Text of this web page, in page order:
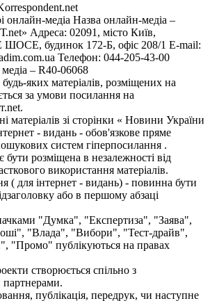
онлайн-медіа Назва онлайн-медіа –
Адреса: 02091, місто Київ,
будинок 172-Б, офіс 208/1 E-mail:
Телефон: 044-205-43-00
медіа – R40-06068
яких матеріалів, розміщених на
за умови посилання на
матеріалів зі сторінки « Новини України
- видань - обов'язкове пряме
систем гіперпосилання .
розміщена в незалежності від
використання матеріалів.
( для інтернет - видань) - повинна бути
або в першому абзаці
"Думка", "Експертиза", "Заява",
"Влада", "Вибори", "Тест-драйв",
"Промо" публікуються на правах
створюється спільно з
публікація, передрук, чи наступне